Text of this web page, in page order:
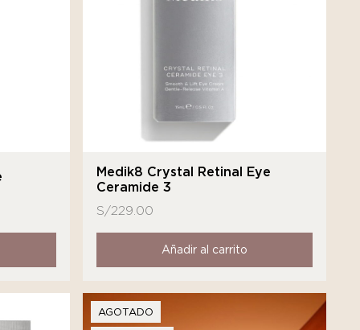
Medik8 Crystal Retinal Eye
Ceramide 3
S/229.00
Añadir al carrito
AGOTADO